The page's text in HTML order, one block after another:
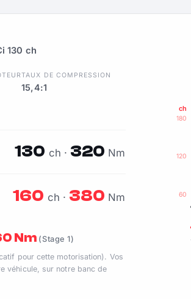
130 ch
TAUX DE COMPRESSION
15,4:1
130 ch · 320 Nm
160 ch · 380 Nm
Nm (Stage 1)
pour cette motorisation). Vos
véhicule, sur notre banc de
60
120
180
ch